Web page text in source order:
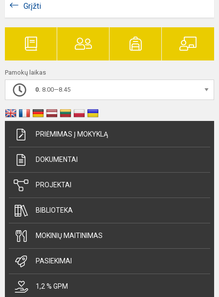
Grįžti
Pamokų laikas
0. 8.00—8.45
PRIĖMIMAS Į MOKYKLĄ
DOKUMENTAI
PROJEKTAI
BIBLIOTEKA
MOKINIŲ MAITINIMAS
PASIEKIMAI
1,2 % GPM